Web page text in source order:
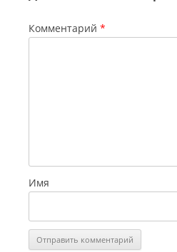
Комментарий *
Имя